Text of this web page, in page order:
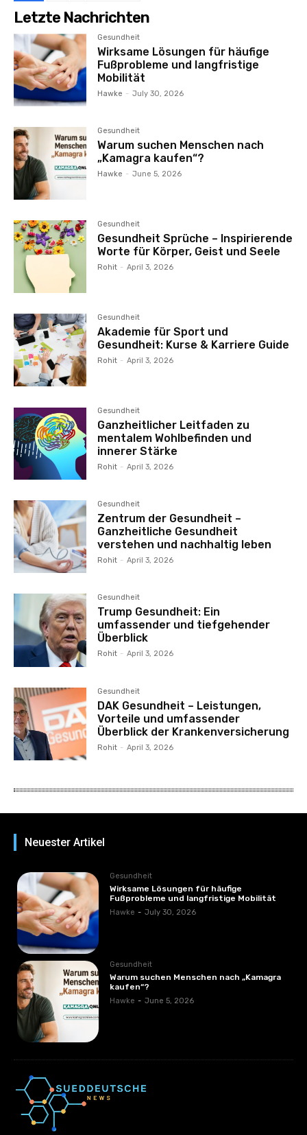
Letzte Nachrichten
Gesundheit
Wirksame Lösungen für häufige
Fußprobleme und langfristige
Mobilität
Hawke - July 30, 2026
Gesundheit
Warum suchen Menschen nach
„Kamagra kaufen“?
Hawke - June 5, 2026
Gesundheit
Gesundheit Sprüche – Inspirierende
Worte für Körper, Geist und Seele
Rohit - April 3, 2026
Gesundheit
Akademie für Sport und
Gesundheit: Kurse & Karriere Guide
Rohit - April 3, 2026
Gesundheit
Ganzheitlicher Leitfaden zu
mentalem Wohlbefinden und
innerer Stärke
Rohit - April 3, 2026
Gesundheit
Zentrum der Gesundheit –
Ganzheitliche Gesundheit
verstehen und nachhaltig leben
Rohit - April 3, 2026
Gesundheit
Trump Gesundheit: Ein
umfassender und tiefgehender
Überblick
Rohit - April 3, 2026
Gesundheit
DAK Gesundheit – Leistungen,
Vorteile und umfassender
Überblick der Krankenversicherung
Rohit - April 3, 2026
Neuester Artikel
Gesundheit
Wirksame Lösungen für häufige
Fußprobleme und langfristige Mobilität
Hawke - July 30, 2026
Gesundheit
Warum suchen Menschen nach „Kamagra
kaufen“?
Hawke - June 5, 2026